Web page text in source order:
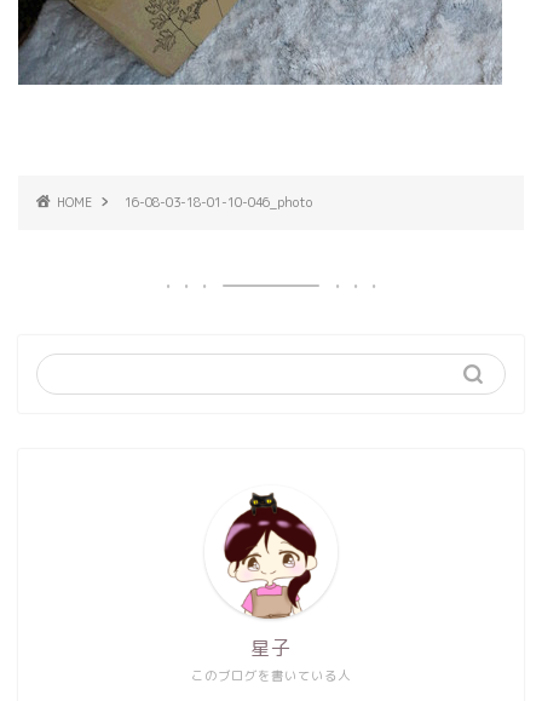
HOME 16-08-03-18-01-10-046_photo
このブログを書いている人
星子